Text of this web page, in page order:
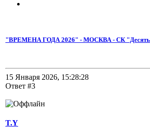
"ВРЕМЕНА ГОДА 2026" - МОСКВА - СК "Десять
15 Января 2026, 15:28:28
Ответ #3
T.Y